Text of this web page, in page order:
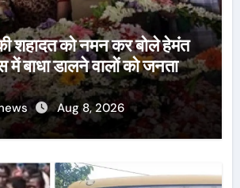
शहादत को नमन कर बोले हेमंत
में बाधा डालने वालों को जनता
Aug 8, 2026